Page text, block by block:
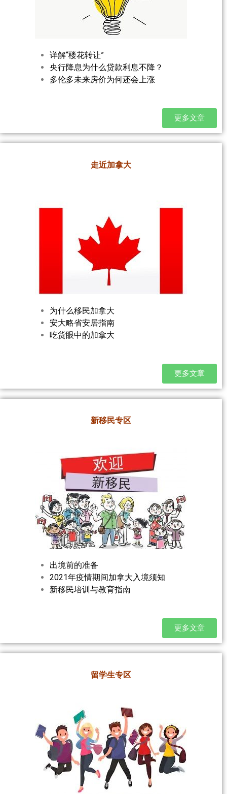
详解“楼花转让”
央行降息为什么贷款利息不降？
多伦多未来房价为何还会上涨
更多文章
走近加拿大
为什么移民加拿大
安大略省安居指南
吃货眼中的加拿大
更多文章
新移民专区
出境前的准备
2021年疫情期间加拿大入境须知
新移民培训与教育指南
更多文章
留学生专区